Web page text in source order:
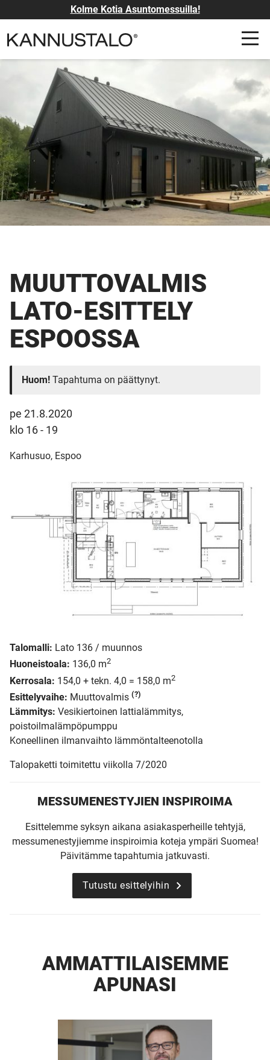
Kolme Kotia Asuntomessuilla!
MUUTTOVALMIS
LATO-ESITTELY
ESPOOSSA
Huom! Tapahtuma on päättynyt.
pe 21.8.2020
klo 16 - 19
Karhusuo, Espoo
Talomalli: Lato 136 / muunnos
Huoneistoala: 136,0 m2
Kerrosala: 154,0 + tekn. 4,0 = 158,0 m2
Esittelyvaihe: Muuttovalmis (?)
Lämmitys: Vesikiertoinen lattialämmitys,
poistoilmalämpöpumppu
Koneellinen ilmanvaihto lämmöntalteenotolla
Talopaketti toimitettu viikolla 7/2020
MESSUMENESTYJIEN INSPIROIMA
Esittelemme syksyn aikana asiakasperheille tehtyjä,
messumenestyjiemme inspiroimia koteja ympäri Suomea!
Päivitämme tapahtumia jatkuvasti.
Tutustu esittelyihin
AMMATTI­LAISEMME
APUNASI